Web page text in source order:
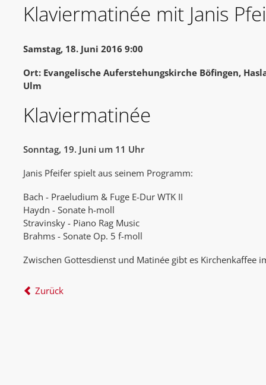
Klaviermatinée mit Janis
Samstag, 18. Juni 2016 9:00
Ort: Evangelische Auferstehungskirche Böfingen,
Ulm
Klaviermatinée
Sonntag, 19. Juni um 11 Uhr
Janis Pfeifer spielt aus seinem Programm:
Bach - Praeludium & Fuge E-Dur WTK II
Haydn - Sonate h-moll
Stravinsky - Piano Rag Music
Brahms - Sonate Op. 5 f-moll
Zwischen Gottesdienst und Matinée gibt es Kirchenkaffee
Zurück